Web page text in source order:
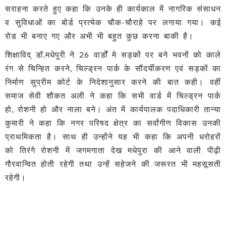
सराहना करते हुए कहा कि उनके ही कार्यकाल में नागरिक संसाधन
व सुविधाओं का बोर्ड प्रत्येक चौक-चौराहे पर लगाया गया। कई
रोड भी बनाए गए और अभी भी बहुत कुछ करना बाकी है।
शिक्षाविद् डॉ.मधेपुरी ने 26 वार्डों मे सड़कों पर बने भवनों को काले
रंग से चिन्हित करने, चिल्ड्रन पार्क के सौंदर्यीकरण एवं सड़कों का
निर्माण सुप्रीम कोर्ट के निदेशानुसार करने की बात कही। वहीं
समाज सेवी शौकत अली ने कहा कि सभी वार्ड में चिल्ड्रन पार्क
हो, रोशनी हो और नाला बने। अंत में कार्यपालक पदाधिकारी तान्या
कुमारी ने कहा कि नगर परिषद क्षेत्र का सर्वांगीण विकास उनकी
प्राथमिकता है। साथ ही उन्होंने यह भी कहा कि अपनी धरोहरों
को तिरंगे रोशनी में जगमगाता देख मधेपुरा की आने वाली पीढ़ी
गौरवान्वित होती रहेगी तथा उन्हें सहेजने की जरूरत भी महसूसती
रहेगी।